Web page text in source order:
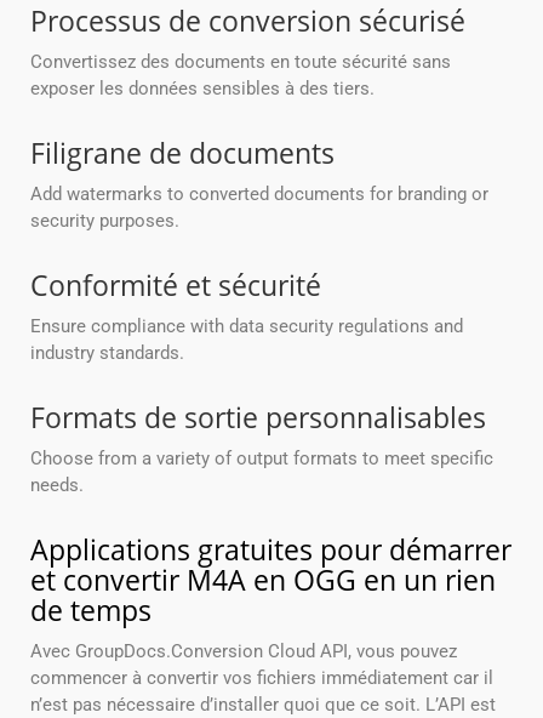
Processus de conversion sécurisé
Convertissez des documents en toute sécurité sans
exposer les données sensibles à des tiers.
Filigrane de documents
Add watermarks to converted documents for branding or
security purposes.
Conformité et sécurité
Ensure compliance with data security regulations and
industry standards.
Formats de sortie personnalisables
Choose from a variety of output formats to meet specific
needs.
Applications gratuites pour démarrer
et convertir M4A en OGG en un rien
de temps
Avec GroupDocs.Conversion Cloud API, vous pouvez
commencer à convertir vos fichiers immédiatement car il
n’est pas nécessaire d’installer quoi que ce soit. L’API est